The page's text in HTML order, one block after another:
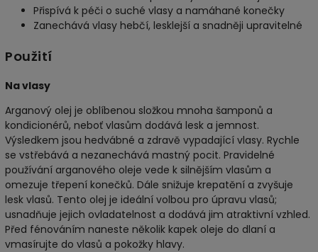
Přispívá k péči o suché vlasy a namáhané konečky
Zanechává vlasy hebčí, lesklejší a snadněji upravitelné
Použití
Na vlasy
Arganový olej je oblíbenou složkou mnoha šamponů a
kondicionérů, neboť vlasům dodává lesk a jemnost.
Výsledkem jsou hedvábné a zdravě vypadající vlasy. Rychle
se vstřebává a nezanechává mastný pocit. Pravidelné
používání arganového oleje vede k silnějším vlasům a
omezuje třepení konečků. Dále snižuje krepatění a zvyšuje
lesk vlasů. Tento olej je ideální volbou pro úpravu vlasů;
usnadňuje jejich ovladatelnost a dodává jim atraktivní vzhled.
Před fénováním naneste několik kapek oleje do dlaní a
vmasírujte do vlasů a pokožky hlavy.